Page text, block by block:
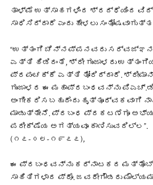
ತಾಳ್ಮೆ ಉತ್ಸಾಹಗಳಿಂದ ಶ್ರದ್ಧೆಯಿಂದ
ಸಾಧಿಸಿದ್ದಾರೆ ಎಂದು ಹೇಳಲು
“ಉತ್ತಂಗಿ ಚೆನ್ನಪ್ಪನವರು
ಎತ್ತಿ ಹಿಡಿದಂತೆ, ಶ್ರೀ ಗುಂಜಾಳರು
ಪ್ರಪಂಚಕ್ಕೆ ಎತ್ತಿ ತೋರಿದ್ದಾರೆ.
ಗುಂಜಾಳರ ಈ ಮಹಾಪ್ರಬಂಧವನ್ನು
ಅಂಗೀಕರಿಸಬಹುದೆಂದು ಹೃತ್ತೂರ್ವಕವಾಗಿ
ಮಾಡುತ್ತೇನೆ. ಪ್ರಬಂಧ ಪ್ರಕಟಣೆಗೂ
ಪರೀಕ್ಷೆಯ ಅಗತ್ಯವೂ ಕಾಣಿಸುವದಿಲ್ಲ”.
(೧೭-೦೮-೧೯೭೭),
ಈ ಪ್ರಬಂಧವನ್ನು ಕರ್ನಾಟಕದ
ಸಾಹಿತಿಗಳಾದ ಪ್ರೊ. ಜವರೇಗೌಡರು